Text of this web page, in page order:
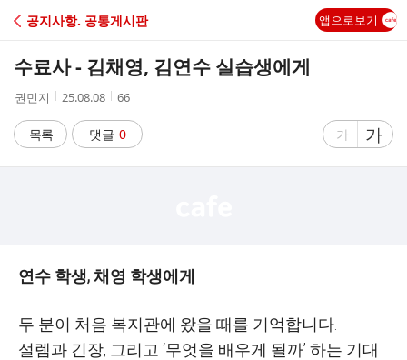
C
A
공지사항. 공통게시판 앱으로보기
수료사 - 김채영, 김연수 실습생에게
작
자
권민지
작
시
간
25.08.08
조
수
66
목록 댓글 0
글
가
글
자
가
연수 학생,채영 학생에게
두 분이 처음 복지관에 왔을 때를 기억합니다
설렘과 긴장, 그리고 ‘무엇을 배우게 될까’ 하는 기대